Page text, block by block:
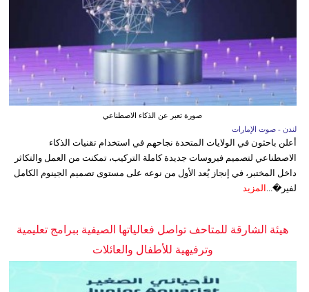
صورة تعبر عن الذكاء الاصطناعي
لندن - صوت الإمارات
أعلن باحثون في الولايات المتحدة نجاحهم في استخدام تقنيات الذكاء
الاصطناعي لتصميم فيروسات جديدة كاملة التركيب، تمكنت من العمل والتكاثر
داخل المختبر، في إنجاز يُعد الأول من نوعه على مستوى تصميم الجينوم الكامل
لفير�...
المزيد
هيئة الشارقة للمتاحف تواصل فعالياتها الصيفية ببرامج تعليمية
وترفيهية للأطفال والعائلات